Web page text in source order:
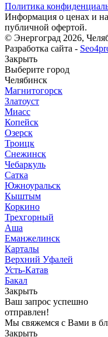
Политика
Информация о ценах и
публичной офертой.
© Энергоград 2026,
Разработка сайта -
Закрыть
Выберите город
Челябинск
Магнитогорск
Златоуст
Миасс
Копейск
Озерск
Троицк
Снежинск
Чебаркуль
Сатка
Южноуральск
Кыштым
Коркино
Трехгорный
Аша
Еманжелинск
Карталы
Верхний Уфалей
Усть-Катав
Бакал
Закрыть
Ваш запрос успешно
отправлен!
Мы свяжемся с Вами в
Закрыть